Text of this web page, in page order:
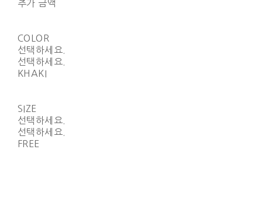
추가 금액
COLOR
선택하세요.
선택하세요.
KHAKI
SIZE
선택하세요.
선택하세요.
FREE